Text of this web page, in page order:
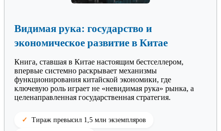
Видимая рука: государство и
экономическое развитие в Китае
Книга, ставшая в Китае настоящим бестселлером,
впервые системно раскрывает механизмы
функционирования китайской экономики, где
ключевую роль играет не «невидимая рука» рынка, а
целенаправленная государственная стратегия.
Тираж превысил 1,5 млн экземпляров